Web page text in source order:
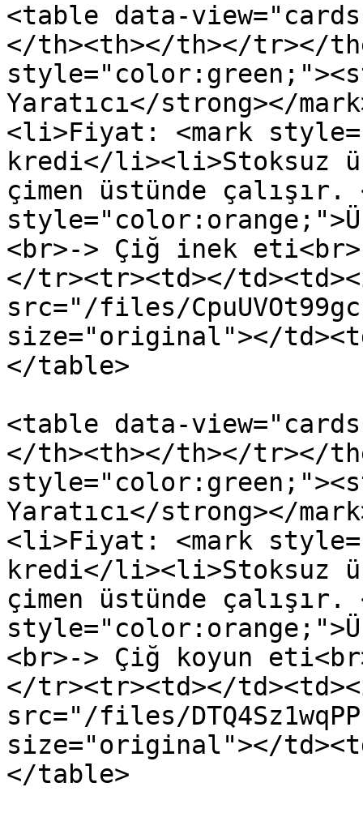
<table data-
</th><th></th></tr></
Yaratıcı</strong></
<li>Fiyat: <mark
kredi</li><li>Stoksuz
çimen üstünde çalışır.
<br>-> Çiğ inek
</tr><tr><td></
src="/files/
size="original"></
</table>
<table data-
</th><th></th></tr></
Yaratıcı</strong></
<li>Fiyat: <mark
kredi</li><li>Stoksuz
çimen üstünde çalışır.
<br>-> Çiğ koyun
</tr><tr><td></
src="/files/
size="original"></
</table>